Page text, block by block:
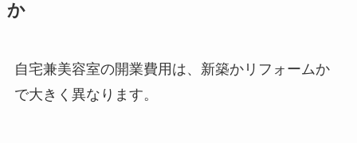
か
自宅兼美容室の開業費用は、新築かリフォームか
で大きく異なります。